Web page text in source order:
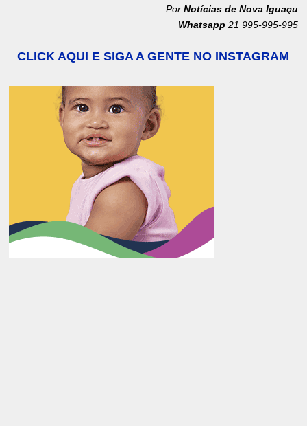
Por Notícias de Nova Iguaçu
Whatsapp 21 995-995-995
CLICK AQUI E SIGA A GENTE NO INSTAGRAM